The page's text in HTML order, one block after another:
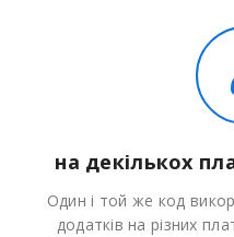
на декількох
Один і той же код
додатків на різних